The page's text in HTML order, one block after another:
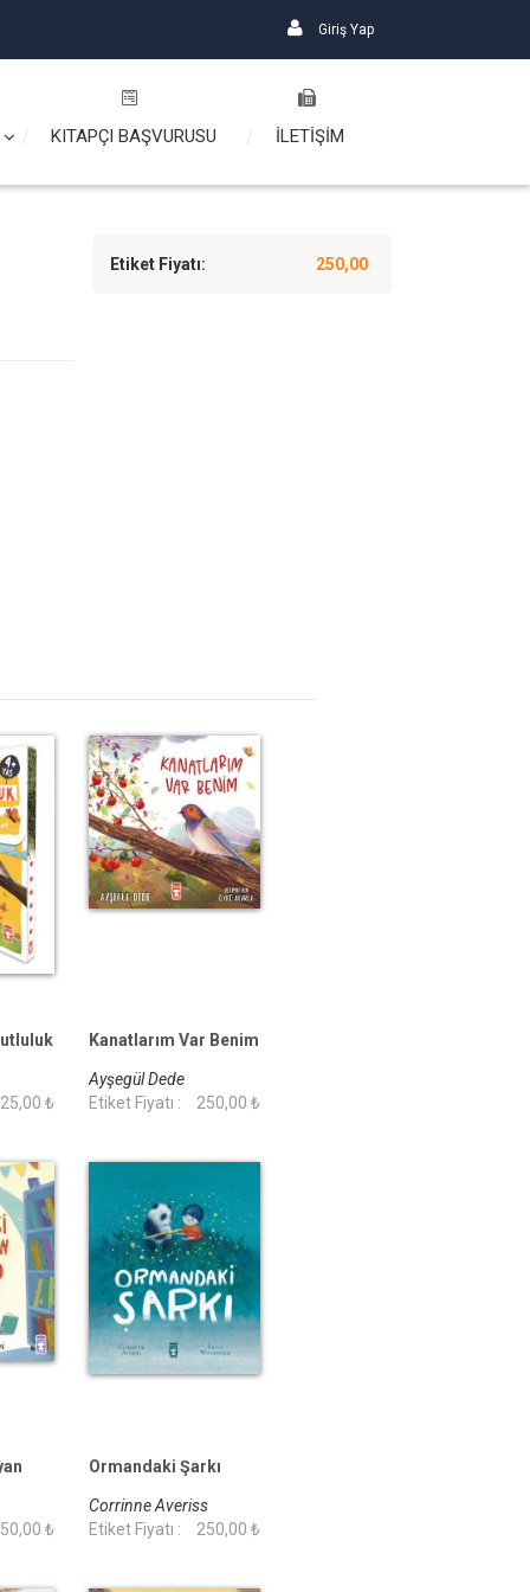
Giriş Yap
KITAPÇI BAŞVURUSU İLETİŞİM
Etiket Fiyatı: 250,00
₺
Kanatlarım Var Benim
Ayşegül Dede
Etiket Fiyatı :
250,00 ₺
₺
Ormandaki Şarkı
Corrinne Averiss
Etiket Fiyatı :
250,00 ₺